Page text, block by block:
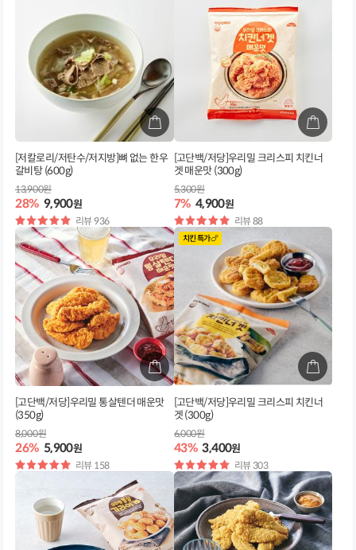
[저칼로리/저탄수/저지방]뼈 없는 한우
갈비탕 (600g)
28% 9,900원
13,900원
별
점
리뷰 936
[고단백/저당]우리밀 크리스피 치킨너
겟 매운맛 (300g)
7% 4,900원
5,300원
별
점
리뷰 88
[고단백/저당]우리밀 통살텐더 매운맛
(350g)
26% 5,900원
8,000원
별
리뷰 158
치킨 특가🍗
[고단백/저당]우리밀 크리스피 치킨너
겟 (300g)
43% 3,400원
6,000원
별
점
리뷰 303